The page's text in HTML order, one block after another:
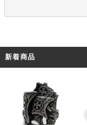
新着商品